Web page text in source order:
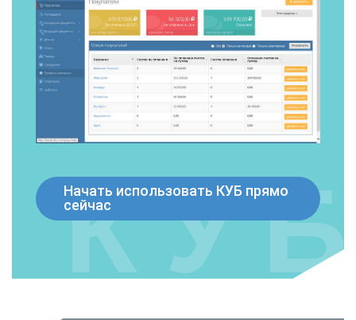
Начать использовать КУБ прямо
сейчас